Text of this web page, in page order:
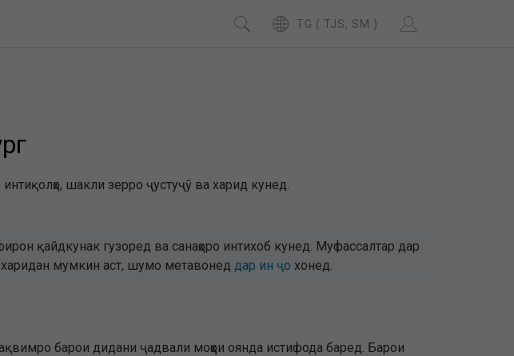
TG ( TJS, SM )
шакли зерро ҷустуҷӯ ва харид кунед.
қайдкунак гузоред ва санаҳоро интихоб кунед. Муфассалтар дар
харидан мумкин аст, шумо метавонед дар ин ҷо хонед.
барои дидани ҷадвали моҳҳои оянда истифода баред. Барои